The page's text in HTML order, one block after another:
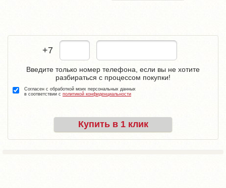
+7
Купить в 1 клик
Введите только номер телефона, если вы не хотите
разбираться с процессом покупки!
Согласен с обработкой моих персональных данных
в соответствии с политикой конфиденциальности